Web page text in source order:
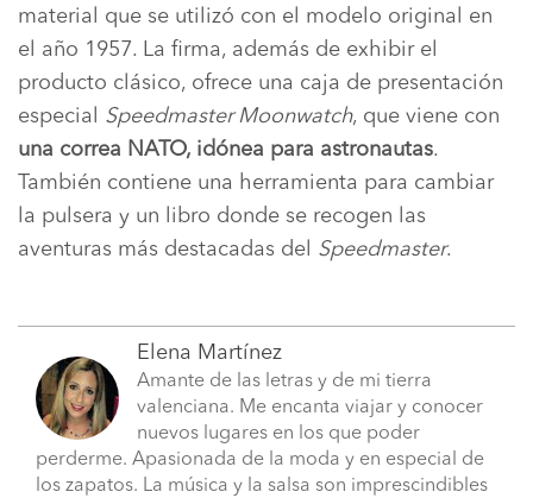
material que se utilizó con el modelo original en
el año 1957. La firma, además de exhibir el
producto clásico, ofrece una caja de presentación
especial Speedmaster Moonwatch, que viene con
una correa NATO, idónea para astronautas.
También contiene una herramienta para cambiar
la pulsera y un libro donde se recogen las
aventuras más destacadas del Speedmaster.
Elena Martínez
Amante de las letras y de mi tierra
valenciana. Me encanta viajar y conocer
nuevos lugares en los que poder
perderme. Apasionada de la moda y en especial de
los zapatos. La música y la salsa son imprescindibles